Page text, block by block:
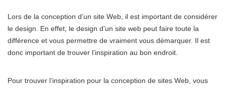
Lors de la conception d’un site Web, il est important de considérer
le design. En effet, le design d’un site web peut faire toute la
différence et vous permettre de vraiment vous démarquer. Il est
donc important de trouver l’inspiration au bon endroit.
Pour trouver l’inspiration pour la conception de sites Web, vous